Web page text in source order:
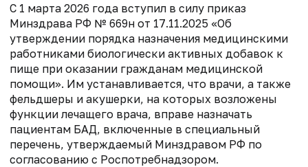
С 1 марта 2026 года вступил в силу приказ
Минздрава РФ № 669н от 17.11.2025 «Об
утверждении порядка назначения медицинскими
работниками биологически активных добавок к
пище при оказании гражданам медицинской
помощи». Им устанавливается, что врачи, а также
фельдшеры и акушерки, на которых возложены
функции лечащего врача, вправе назначать
пациентам БАД, включенные в специальный
перечень, утверждаемый Минздравом РФ по
согласованию с Роспотребнадзором.